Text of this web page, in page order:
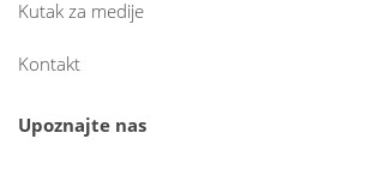
Kutak za medije
Kontakt
Upoznajte nas